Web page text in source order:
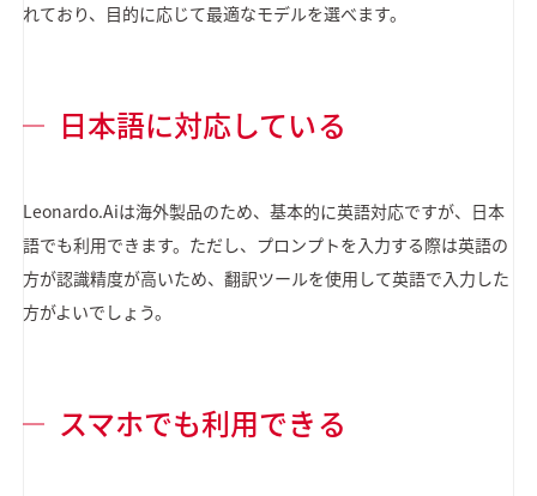
れており、目的に応じて最適なモデルを選べます。
日本語に対応している
Leonardo.Aiは海外製品のため、基本的に英語対応ですが、日本
語でも利用できます。ただし、プロンプトを入力する際は英語の
方が認識精度が高いため、翻訳ツールを使用して英語で入力した
方がよいでしょう。
スマホでも利用できる